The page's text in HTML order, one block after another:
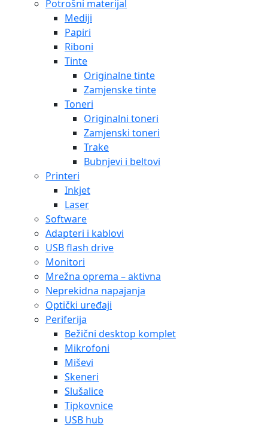
Potrošni materijal
Mediji
Papiri
Riboni
Tinte
Originalne tinte
Zamjenske tinte
Toneri
Originalni toneri
Zamjenski toneri
Trake
Bubnjevi i beltovi
Printeri
Inkjet
Laser
Software
Adapteri i kablovi
USB flash drive
Monitori
Mrežna oprema – aktivna
Neprekidna napajanja
Optički uređaji
Periferija
Bežični desktop komplet
Mikrofoni
Miševi
Skeneri
Slušalice
Tipkovnice
USB hub